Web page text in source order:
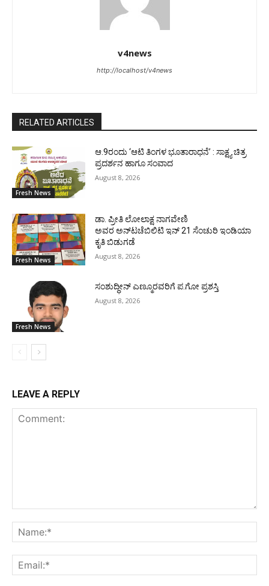
v4news
http://localhost/v4news
RELATED ARTICLES
Fresh News
ಆ.9ರಂದು ‘ಆಟಿ ತಿಂಗಳ ಭೂತಾರಾಧನೆ’ : ಸಾಕ್ಷ್ಯ ಚಿತ್ರ
ಪ್ರದರ್ಶನ ಹಾಗೂ ಸಂವಾದ
August 8, 2026
Fresh News
ಡಾ. ಪ್ರೀತಿ ಲೋಲಾಕ್ಷ ನಾಗವೇಣಿ
ಅವರ ಅನ್‌ಟಚೆಬಿಲಿಟಿ ಇನ್ 21 ಸೆಂಚುರಿ ಇಂಡಿಯಾ
ಕೃತಿ ಬಿಡುಗಡೆ
August 8, 2026
Fresh News
ಸಂಶುದ್ಧೀನ್ ಎಣ್ಮೂರವರಿಗೆ ಪ.ಗೋ ಪ್ರಶಸ್ತಿ
August 8, 2026
LEAVE A REPLY